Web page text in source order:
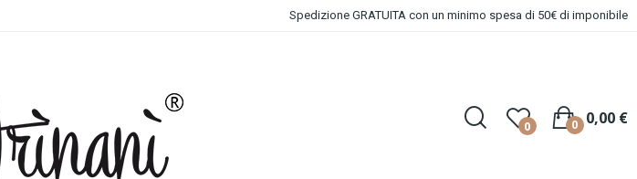
Spedizione GRATUITA con un minimo spesa di 50€ di imponibile
0 0,00 €
0